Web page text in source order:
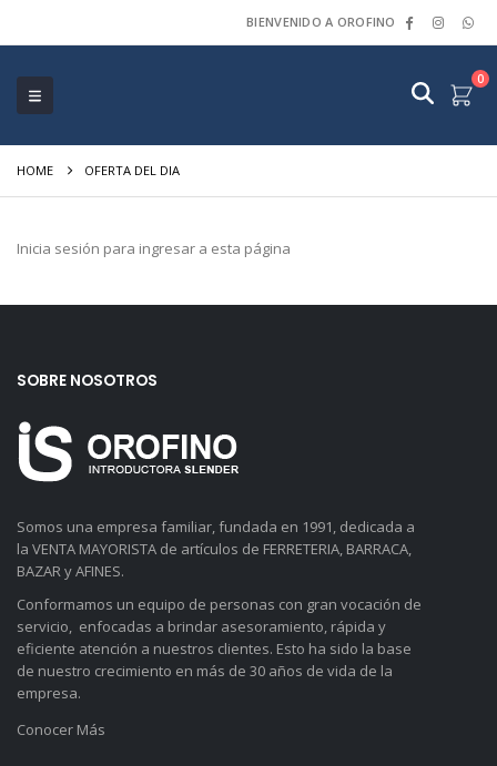
BIENVENIDO A OROFINO
0
HOME OFERTA DEL DIA
Inicia sesión para ingresar a esta página
SOBRE NOSOTROS
Somos una empresa familiar, fundada en 1991, dedicada a
la VENTA MAYORISTA de artículos de FERRETERIA, BARRACA,
BAZAR y AFINES.
Conformamos un equipo de personas con gran vocación de
servicio, enfocadas a brindar asesoramiento, rápida y
eficiente atención a nuestros clientes. Esto ha sido la base
de nuestro crecimiento en más de 30 años de vida de la
empresa.
Conocer Más